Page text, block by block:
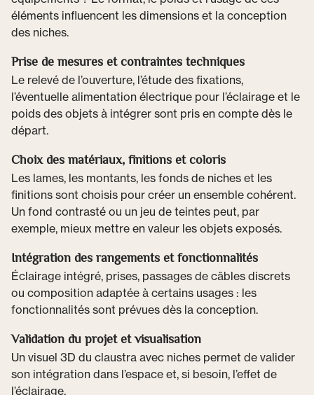
éléments influencent les dimensions et la conception
des niches.
Prise de mesures et contraintes techniques
Le relevé de l’ouverture, l’étude des fixations,
l’éventuelle alimentation électrique pour l’éclairage et le
poids des objets à intégrer sont pris en compte dès le
départ.
Choix des matériaux, finitions et coloris
Les lames, les montants, les fonds de niches et les
finitions sont choisis pour créer un ensemble cohérent.
Un fond contrasté ou un jeu de teintes peut, par
exemple, mieux mettre en valeur les objets exposés.
Intégration des rangements et fonctionnalités
Éclairage intégré, prises, passages de câbles discrets
ou composition adaptée à certains usages : les
fonctionnalités sont prévues dès la conception.
Validation du projet et visualisation
Un visuel 3D du claustra avec niches permet de valider
son intégration dans l’espace et, si besoin, l’effet de
l’éclairage.